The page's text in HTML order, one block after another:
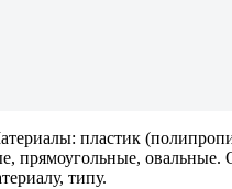
пластик
прямоугольные,
типу.